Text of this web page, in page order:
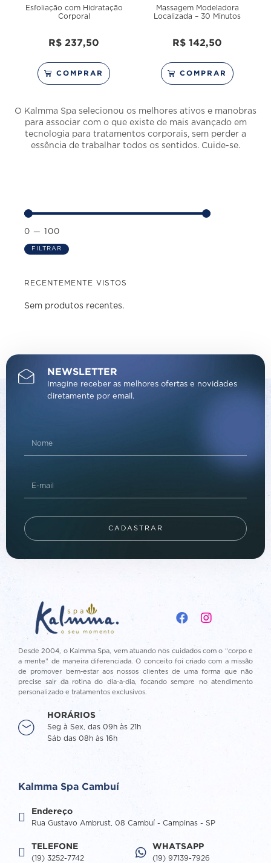
0 — 100
FILTRAR
RECENTEMENTE VISTOS
Sem produtos recentes.
Esfoliação com Hidratação
Corporal
R$ 237,50
COMPRAR
Massagem Modeladora
Localizada – 30 Minutos
R$ 142,50
COMPRAR
O Kalmma Spa selecionou os melhores ativos e manobras
para associar com o que existe de mais avançado em
tecnologia para tratamentos corporais, sem perder a
essência de trabalhar todos os sentidos. Cuide-se.
NEWSLETTER
Imagine receber as melhores ofertas e novidades
diretamente por email.
CADASTRAR
Desde 2004, o Kalmma Spa, vem atuando nos cuidados com o “corpo e
a mente” de maneira diferenciada. O conceito foi criado com a missão
de promover bem-estar aos nossos clientes de uma forma que não
precise sair da rotina do dia-a-dia, focando sempre no atendimento
personalizado e tratamentos exclusivos.
HORÁRIOS
Seg à Sex, das 09h às 21h
Sáb das 08h às 16h
Kalmma Spa Cambuí
Endereço
Rua Gustavo Ambrust, 08 Cambuí - Campinas - SP
TELEFONE
(19) 3252-7742
WHATSAPP
(19) 97139-7926